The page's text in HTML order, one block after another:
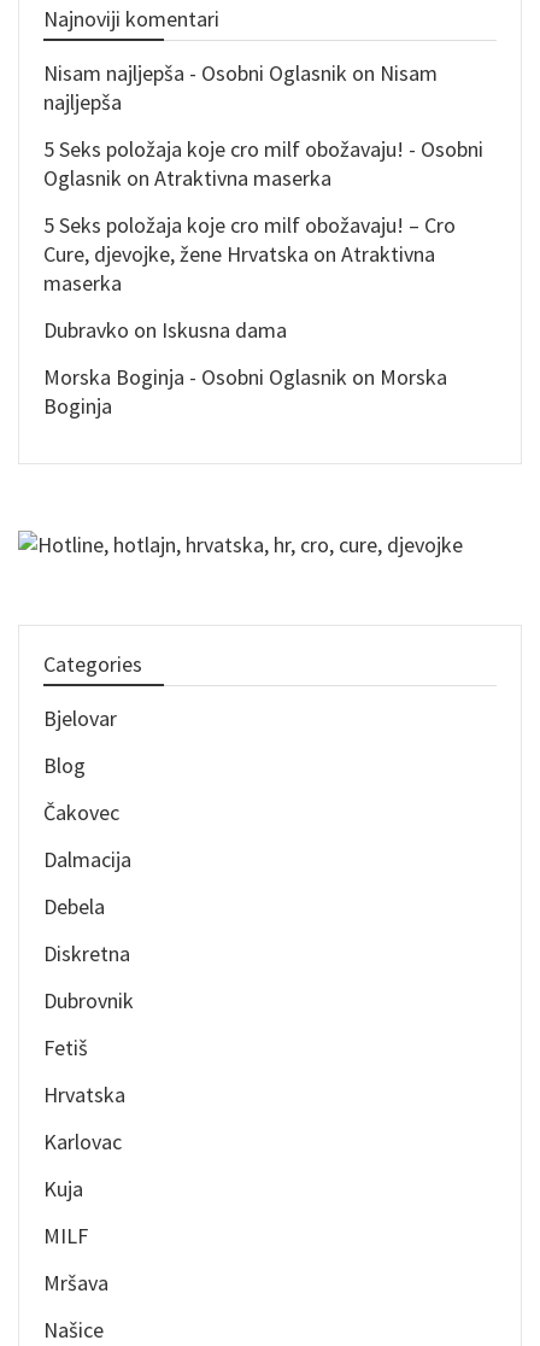
Najnoviji komentari
Nisam najljepša - Osobni Oglasnik on Nisam
najljepša
5 Seks položaja koje cro milf obožavaju! - Osobni
Oglasnik on Atraktivna maserka
5 Seks položaja koje cro milf obožavaju! – Cro
Cure, djevojke, žene Hrvatska on Atraktivna
maserka
Dubravko on Iskusna dama
Morska Boginja - Osobni Oglasnik on Morska
Boginja
Categories
Bjelovar
Blog
Čakovec
Dalmacija
Debela
Diskretna
Dubrovnik
Fetiš
Hrvatska
Karlovac
Kuja
MILF
Mršava
Našice